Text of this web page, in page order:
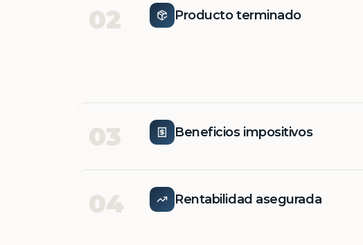
02 Producto terminado
03 Beneficios impositivos
04 Rentabilidad asegurada